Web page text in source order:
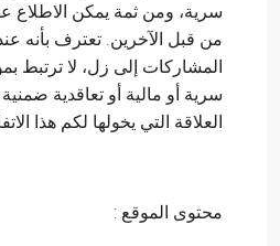
سرية، ومن ثمة يمكن الاطلاع
من قبل الآخرين. تعترف بأنه
المشاركات إلى زل، لا ترتبط
سرية أو مالية أو تعاقدية
العلاقة التي يخولها لكم هذا
محتوى الموقع :